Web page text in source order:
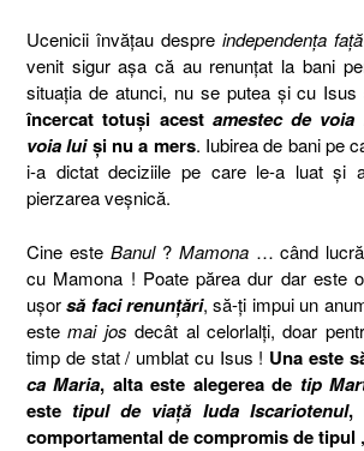
Ucenicii învăţau despre independenţa
venit sigur aşa că au renunţat la bani
situaţia de atunci, nu se putea şi cu Isus
încercat totuşi acest amestec de
voia luişi nu a mers. Iubirea de bani pe
i-a dictat deciziile pe care le-a luat şi
pierzarea veşnică.
Cine este Banul? Mamona… când
cu Mamona ! Poate părea dur dar este
uşorsă faci renunţări, să-ţi impui un
estemai jos decât al celorlalţi, doar
timp de stat/ umblat cu Isus ! Una este
ca Maria, alta este alegerea de tip
este tipul de viaţă Iuda Iscariotenul,
comportamental de compromis de tipul